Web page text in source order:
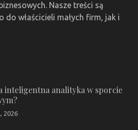
Nasze treści są
właścicieli małych firm, jak i
inteligentna analityka w sporcie
2026